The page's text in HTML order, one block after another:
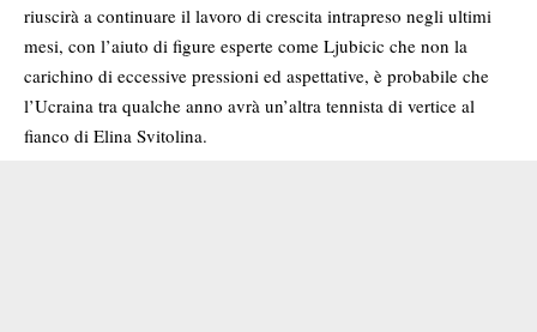
riuscirà a continuare il lavoro di crescita intrapreso negli ultimi
mesi, con l’aiuto di figure esperte come Ljubicic che non la
carichino di eccessive pressioni ed aspettative, è probabile che
l’Ucraina tra qualche anno avrà un’altra tennista di vertice al
fianco di Elina Svitolina.